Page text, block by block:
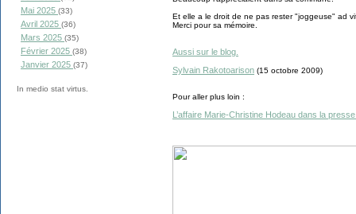
Mai 2025 (33)
Avril 2025 (36)
Mars 2025 (35)
Février 2025 (38)
Janvier 2025 (37)
In medio stat virtus.
Et elle a le droit de ne pas rester "joggeuse" ad
Merci pour sa mémoire.
Aussi sur le blog.
Sylvain Rakotoarison (15 octobre 2009)
Pour aller plus loin :
L’affaire Marie-Christine Hodeau dans la